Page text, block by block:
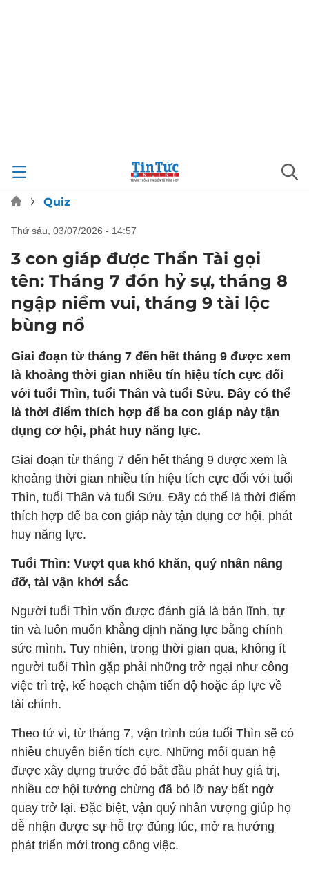
Quiz
thứ sáu, 03/07/2026 - 14:57
3 con giáp được Thần Tài gọi
tên: Tháng 7 đón hỷ sự, tháng 8
ngập niềm vui, tháng 9 tài lộc
bùng nổ
Giai đoạn từ tháng 7 đến hết tháng 9 được xem
là khoảng thời gian nhiều tín hiệu tích cực đối
với tuổi Thìn, tuổi Thân và tuổi Sửu. Đây có thể
là thời điểm thích hợp để ba con giáp này tận
dụng cơ hội, phát huy năng lực.
Giai đoạn từ tháng 7 đến hết tháng 9 được xem là
khoảng thời gian nhiều tín hiệu tích cực đối với tuổi
Thìn, tuổi Thân và tuổi Sửu. Đây có thể là thời điểm
thích hợp để ba con giáp này tận dụng cơ hội, phát
huy năng lực.
Tuổi Thìn: Vượt qua khó khăn, quý nhân nâng
đỡ, tài vận khởi sắc
Người tuổi Thìn vốn được đánh giá là bản lĩnh, tự
tin và luôn muốn khẳng định năng lực bằng chính
sức mình. Tuy nhiên, trong thời gian qua, không ít
người tuổi Thìn gặp phải những trở ngại như công
việc trì trệ, kế hoạch chậm tiến độ hoặc áp lực về
tài chính.
Theo tử vi, từ tháng 7, vận trình của tuổi Thìn sẽ có
nhiều chuyển biến tích cực. Những mối quan hệ
được xây dựng trước đó bắt đầu phát huy giá trị,
nhiều cơ hội tưởng chừng đã bỏ lỡ nay bất ngờ
quay trở lại. Đặc biệt, vận quý nhân vượng giúp họ
dễ nhận được sự hỗ trợ đúng lúc, mở ra hướng
phát triển mới trong công việc.